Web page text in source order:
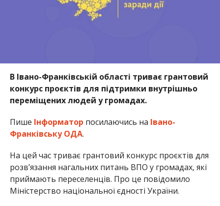
В Івано-Франківській області триває грантовий
конкурс проєктів для підтримки внутрішньо
переміщених людей у громадах.
Пише Інформатор посилаючись на Івано-
Франківську ОДА.
На цей час триває грантовий конкурс проєктів для
розв’язання нагальних питань ВПО у громадах, які
приймають переселенців. Про це повідомило
Міністерство національної єдності України.